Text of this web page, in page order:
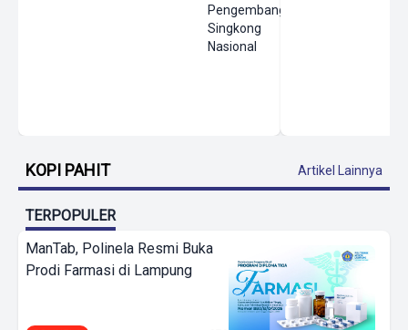
Pengembangan
Singkong
Nasional
KOPI PAHIT Artikel Lainnya
TERPOPULER
ManTab, Polinela Resmi Buka
Prodi Farmasi di Lampung